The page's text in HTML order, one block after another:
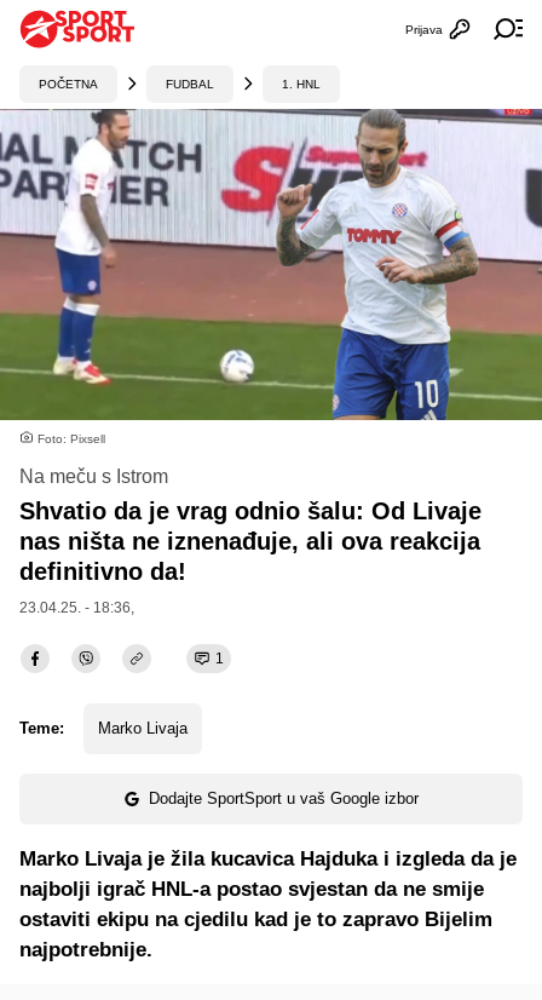
Otvori
Prijava
POČETNA FUDBAL 1. HNL
Foto: Pixsell
Na meču s Istrom
Shvatio da je vrag odnio šalu: Od Livaje
nas ništa ne iznenađuje, ali ova reakcija
definitivno da!
23.04.25. - 18:36,
1
Teme: Marko Livaja
Dodajte SportSport u vaš Google izbor
Marko Livaja je žila kucavica Hajduka i izgleda da je
najbolji igrač HNL-a postao svjestan da ne smije
ostaviti ekipu na cjedilu kad je to zapravo Bijelim
najpotrebnije.